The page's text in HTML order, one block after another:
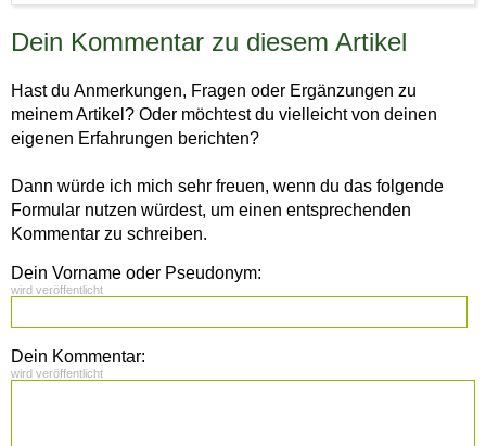
Dein Kommentar zu diesem Artikel
Hast du Anmerkungen, Fragen oder Ergänzungen zu
meinem Artikel? Oder möchtest du vielleicht von deinen
eigenen Erfahrungen berichten?
Dann würde ich mich sehr freuen, wenn du das folgende
Formular nutzen würdest, um einen entsprechenden
Kommentar zu schreiben.
Dein Vorname oder Pseudonym:
wird veröffentlicht
Dein Kommentar:
wird veröffentlicht